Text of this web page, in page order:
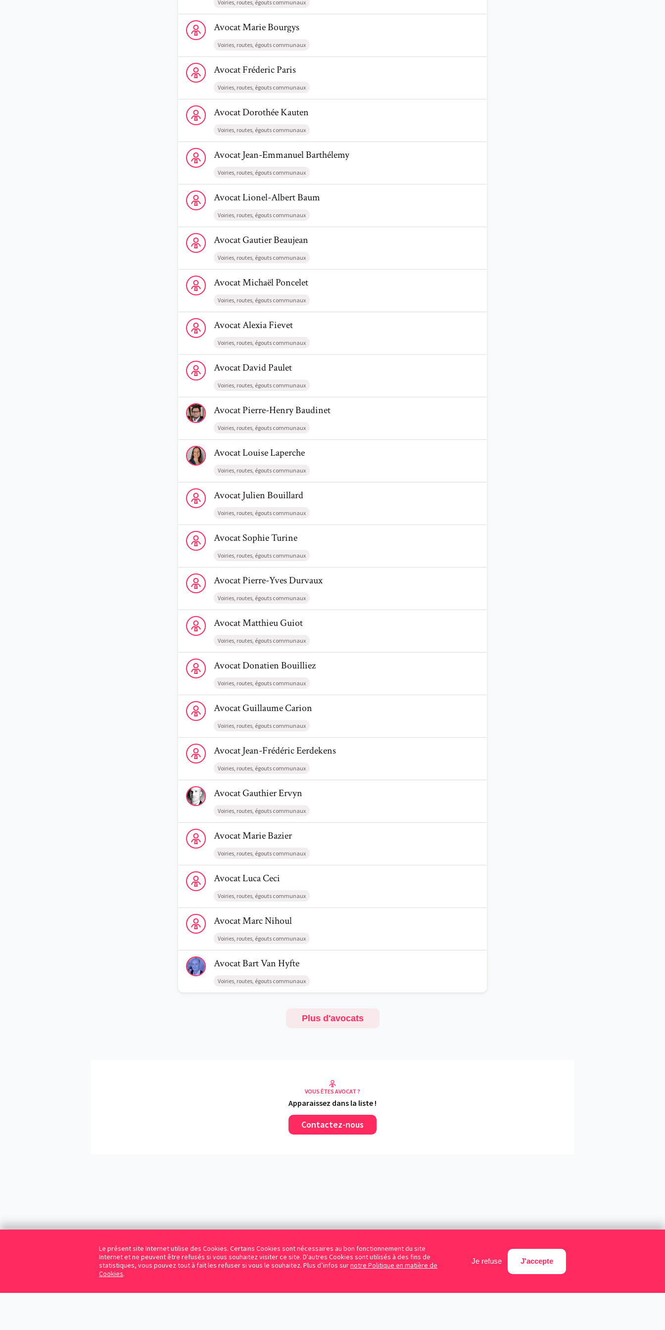
Le présent site Internet utilise des Cookies. Certains Cookies sont nécessaires au bon fonctionnement du site
Internet et ne peuvent être refusés si vous souhaitez visiter ce site. D'autres Cookies sont utilisés à des fins de
statistiques, vous pouvez tout à fait les refuser si vous le souhaitez. Plus d’infos surnotre Politique en matière de
Cookies.
Je refuse J'accepte
Voiries, routes, égouts communaux
Voir le profil de AvocatMarie Bourgys
AvocatMarieBourgys
Voiries, routes, égouts communaux
Voir le profil de AvocatFréderic Paris
AvocatFrédericParis
Voiries, routes, égouts communaux
Voir le profil de AvocatDorothée Kauten
AvocatDorothéeKauten
Voiries, routes, égouts communaux
Voir le profil de AvocatJean-Emmanuel Barthélemy
AvocatJean-EmmanuelBarthélemy
Voiries, routes, égouts communaux
Voir le profil de AvocatLionel-Albert Baum
AvocatLionel-AlbertBaum
Voiries, routes, égouts communaux
Voir le profil de AvocatGautier Beaujean
AvocatGautierBeaujean
Voiries, routes, égouts communaux
Voir le profil de AvocatMichaël Poncelet
AvocatMichaëlPoncelet
Voiries, routes, égouts communaux
Voir le profil de AvocatAlexia Fievet
AvocatAlexiaFievet
Voiries, routes, égouts communaux
Voir le profil de AvocatDavid Paulet
AvocatDavidPaulet
Voiries, routes, égouts communaux
Voir le profil de AvocatPierre-Henry Baudinet
AvocatPierre-HenryBaudinet
Voiries, routes, égouts communaux
Voir le profil de AvocatLouise Laperche
AvocatLouiseLaperche
Voiries, routes, égouts communaux
Voir le profil de AvocatJulien Bouillard
AvocatJulienBouillard
Voiries, routes, égouts communaux
Voir le profil de AvocatSophie Turine
AvocatSophieTurine
Voiries, routes, égouts communaux
Voir le profil de AvocatPierre-Yves Durvaux
AvocatPierre-YvesDurvaux
Voiries, routes, égouts communaux
Voir le profil de AvocatMatthieu Guiot
AvocatMatthieuGuiot
Voiries, routes, égouts communaux
Voir le profil de AvocatDonatien Bouilliez
AvocatDonatienBouilliez
Voiries, routes, égouts communaux
Voir le profil de AvocatGuillaume Carion
AvocatGuillaumeCarion
Voiries, routes, égouts communaux
Voir le profil de AvocatJean-Frédéric Eerdekens
AvocatJean-FrédéricEerdekens
Voiries, routes, égouts communaux
Voir le profil de AvocatGauthier Ervyn
AvocatGauthierErvyn
Voiries, routes, égouts communaux
Voir le profil de AvocatMarie Bazier
AvocatMarieBazier
Voiries, routes, égouts communaux
Voir le profil de AvocatLuca Ceci
AvocatLucaCeci
Voiries, routes, égouts communaux
Voir le profil de AvocatMarc Nihoul
AvocatMarcNihoul
Voiries, routes, égouts communaux
Voir le profil de AvocatBart Van Hyfte
AvocatBartVan Hyfte
Voiries, routes, égouts communaux
Plus d'avocats
VOUS ÊTES AVOCAT ?
Apparaissez dans la liste !
Contactez-nous